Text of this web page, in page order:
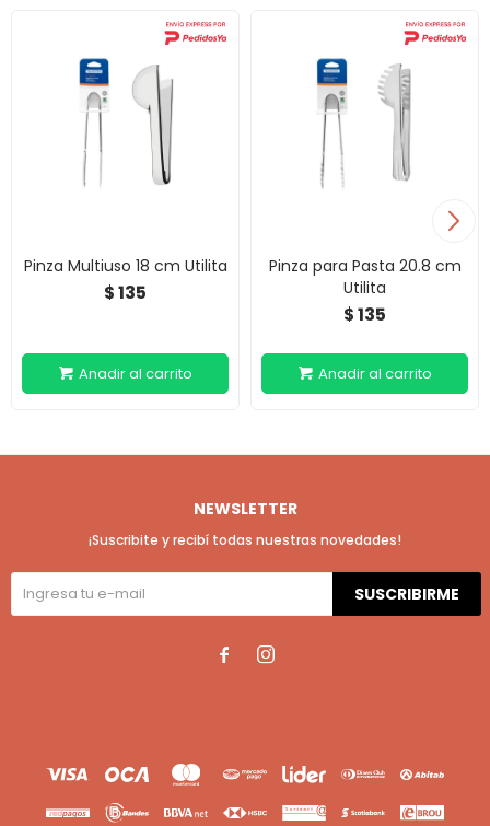
Pinza Multiuso 18 cm Utilita
$135
Pinza para Pasta 20.8 cm
Utilita
$135
NEWSLETTER
¡Suscribite y recibí todas nuestras novedades!
SUSCRIBIRME
 